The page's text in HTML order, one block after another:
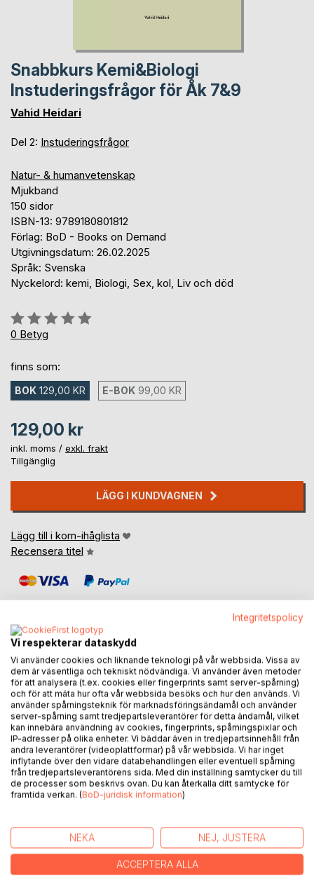
Snabbkurs Kemi&Biologi
Instuderingsfrågor för Åk 7&9
Vahid Heidari
Del 2: Instuderingsfrågor
Natur- & humanvetenskap
Mjukband
150 sidor
ISBN-13: 9789180801812
Förlag: BoD - Books on Demand
Utgivningsdatum: 26.02.2025
Språk: Svenska
Nyckelord: kemi, Biologi, Sex, kol, Liv och död
Betyg::
0%
0 Betyg
finns som:
BOK 129,00 KR E-BOK 99,00 KR
129,00 kr
inkl. moms / exkl. frakt
Tillgänglig
LÄGG I KUNDVAGNEN
Lägg till i kom-ihåglista
Recensera titel
BESKRIVNING
Denna bok är en ovärderlig resurs för elever i högstadiet
(åk 7&9) som studerar kemi och biologi. Här finner du
genomtänkta instuderingsfrågor som hjälper dig att snabbt
förstå och repetera viktiga begrepp , perfekt om du har ont
om tid eller vill testa dina kunskaper inför prov och
uppgifter.
Frågorna täcker allt från grundläggande fakta till mer
verktyg för både självstudier och klassrumsarbete. Om du
inte hunnit läsa hela läroboken, är denna samling frågor din
genväg till att ändå få koll på det viktigaste!
Integritetspolicy
Vi respekterar dataskydd
Vi använder cookies och liknande teknologi på vår webbsida. Vissa av
dem är väsentliga och tekniskt nödvändiga. Vi använder även metoder
för att analysera (t.ex. cookies eller fingerprints samt server-spårning)
och för att mäta hur ofta vår webbsida besöks och hur den används. Vi
använder spårningsteknik för marknadsföringsändamål och använder
server-spårning samt tredjepartsleverantörer för detta ändamål, vilket
kan innebära användning av cookies, fingerprints, spårningspixlar och
IP-adresser på olika enheter. Vi bäddar även in tredjepartsinnehåll från
andra leverantörer (videoplattformar) på vår webbsida. Vi har inget
inflytande över den vidare databehandlingen eller eventuell spårning
från tredjepartsleverantörens sida. Med din inställning samtycker du till
de processer som beskrivs ovan. Du kan återkalla ditt samtycke för
framtida verkan. (BoD-juridisk information)
NEKA NEJ, JUSTERA
ACCEPTERA ALLA